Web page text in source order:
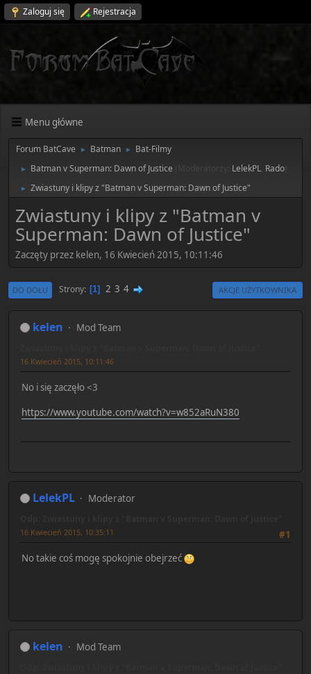
Zaloguj się Rejestracja
Menu główne
Forum BatCave ► Batman ► Bat-Filmy
► Batman v Superman: Dawn of Justice LelekPL Rado
► Zwiastuny i klipy z "Batman v Superman: Dawn of Justice"
Zwiastuny i klipy z "Batman v
Superman: Dawn of Justice"
Zaczęty przez kelen, 16 Kwiecień 2015, 10:11:46
DO DOŁU Strony 1 2 3 4 AKCJE UŻYTKOWNIKA
kelen Mod Team
16 Kwiecień 2015, 10:11:46
No i się zaczęło <3
https://www.youtube.com/watch?v=w852aRuN380
LelekPL Moderator
#1
16 Kwiecień 2015, 10:35:11
No takie coś mogę spokojnie obejrzeć
kelen Mod Team